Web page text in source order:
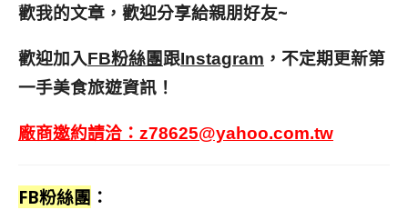
歡我的文章，歡迎分享給親朋好友~
歡迎加入FB粉絲團跟Instagram ，不定期更新第
一手美食旅遊資訊！
廠商邀約請洽： z78625@yahoo.com.tw
FB粉絲團 ：